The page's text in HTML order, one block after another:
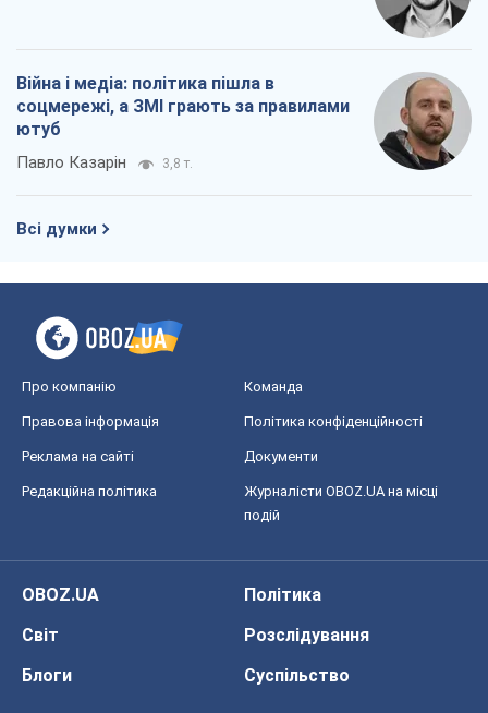
Війна і медіа: політика пішла в
соцмережі, а ЗМІ грають за правилами
ютуб
Павло Казарін 3,8 т.
Всі думки
Про компанію Команда
Правова інформація Політика конфіденційності
Реклама на сайті Документи
Редакційна політика
Журналісти OBOZ.UA на місці
подій
OBOZ.UA
Політика
Світ
Розслідування
Блоги
Суспільство